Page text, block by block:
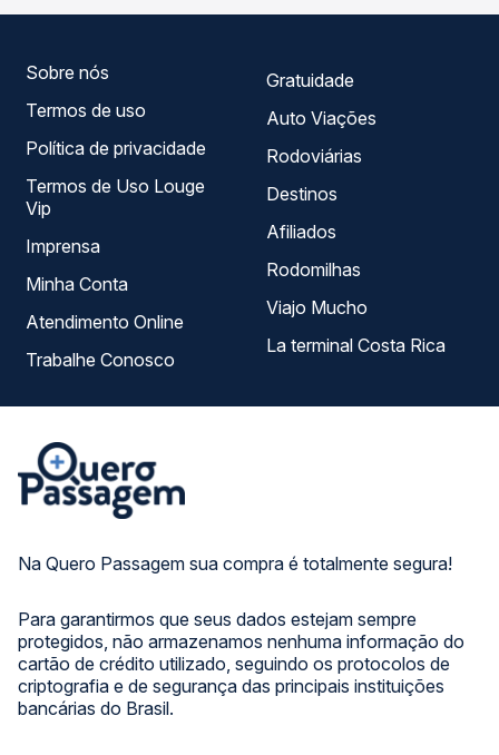
Na Quero Passagem sua compra é totalmente segura!
Para garantirmos que seus dados estejam sempre
protegidos, não armazenamos nenhuma informação do
cartão de crédito utilizado, seguindo os protocolos de
criptografia e de segurança das principais instituições
bancárias do Brasil.
Sobre nós
Termos de uso
Política de privacidade
Termos de Uso Louge
Vip
Imprensa
Minha Conta
Atendimento Online
Trabalhe Conosco
Gratuidade
Auto Viações
Rodoviárias
Destinos
Afiliados
Rodomilhas
Viajo Mucho
La terminal Costa Rica